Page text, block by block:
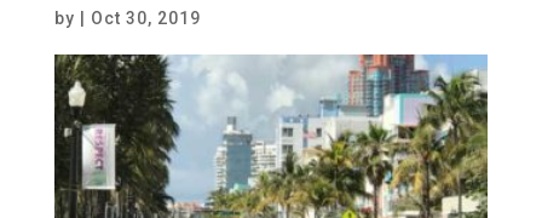
by Oct 30, 2019